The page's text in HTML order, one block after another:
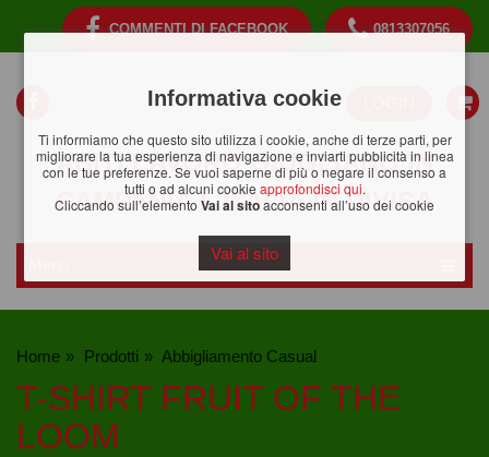
COMMENTI DI FACEBOOK 0813307056
ABITI LAVORO GIUGLIANO IN
CAMPANIAL'ITALIA IN DIVISA
menu
Home Prodotti Abbigliamento Casual
T-SHIRT FRUIT OF THE
LOOM
Informativa cookie
Ti informiamo che questo sito utilizza i cookie, anche di terze parti, per
migliorare la tua esperienza di navigazione e inviarti pubblicità in linea
con le tue preferenze. Se vuoi saperne di più o negare il consenso a
tutti o ad alcuni cookie approfondisci qui.
Cliccando sull’elemento Vai al sitoacconsenti all’uso dei cookie
Vai al sito